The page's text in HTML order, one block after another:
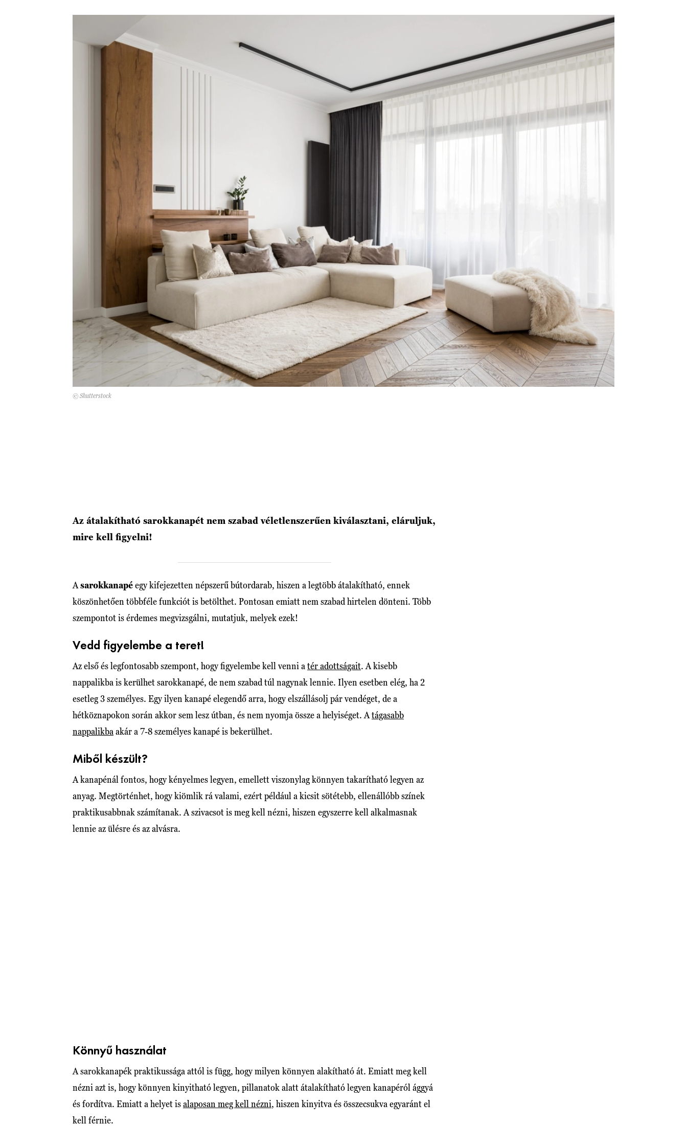
© Shutterstock
Az átalakítható sarokkanapét nem szabad véletlenszerűen kiválasztani, eláruljuk,
mire kell figyelni!
Asarokkanapéegy kifejezetten népszerű bútordarab, hiszen a legtöbb átalakítható, ennek
köszönhetően többféle funkciót is betölthet. Pontosan emiatt nem szabad hirtelen dönteni. Több
szempontot is érdemes megvizsgálni, mutatjuk, melyek ezek!
Vedd figyelembe a teret!
Az első és legfontosabb szempont, hogy figyelembe kell venni a tér adottságait. A kisebb
nappalikba is kerülhet sarokkanapé, de nem szabad túl nagynak lennie. Ilyen esetben elég, ha 2
esetleg 3 személyes. Egy ilyen kanapé elegendő arra, hogy elszállásolj pár vendéget, de a
hétköznapokon során akkor sem lesz útban, és nem nyomja össze a helyiséget. Atágasabb
nappalikba akár a 7-8 személyes kanapé is bekerülhet.
Miből készült?
A kanapénál fontos, hogy kényelmes legyen, emellett viszonylag könnyen takarítható legyen az
anyag. Megtörténhet, hogy kiömlik rá valami, ezért például a kicsit sötétebb, ellenállóbb színek
praktikusabbnak számítanak. A szivacsot is meg kell nézni, hiszen egyszerre kell alkalmasnak
lennie az ülésre és az alvásra.
Könnyű használat
A sarokkanapék praktikussága attól is függ, hogy milyen könnyen alakítható át. Emiatt meg kell
nézni azt is, hogy könnyen kinyitható legyen, pillanatok alatt átalakítható legyen kanapéról ággyá
és fordítva. Emiatt a helyet isalaposan meg kell nézni, hiszen kinyitva és összecsukva egyaránt el
kell férnie.